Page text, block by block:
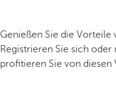
Genießen Sie die Vorteile
Registrieren Sie sich oder
profitieren Sie von diesen